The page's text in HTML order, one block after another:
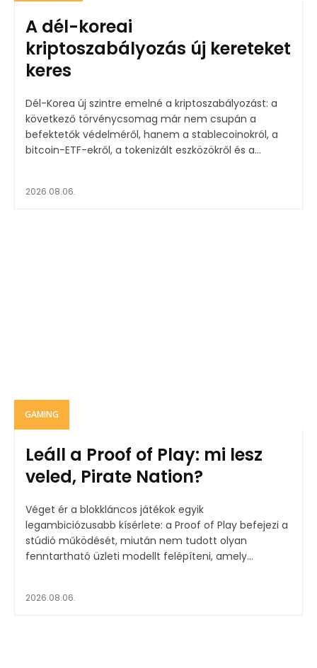
A dél-koreai
kriptoszabályozás új kereteket
keres
Dél-Korea új szintre emelné a kriptoszabályozást: a
következő törvénycsomag már nem csupán a
befektetők védelméről, hanem a stablecoinokról, a
bitcoin-ETF-ekről, a tokenizált eszközökről és a...
2026.08.06.
GAMING
Leáll a Proof of Play: mi lesz
veled, Pirate Nation?
Véget ér a blokkláncos játékok egyik
legambiciózusabb kísérlete: a Proof of Play befejezi a
stúdió működését, miután nem tudott olyan
fenntartható üzleti modellt felépíteni, amely...
2026.08.06.